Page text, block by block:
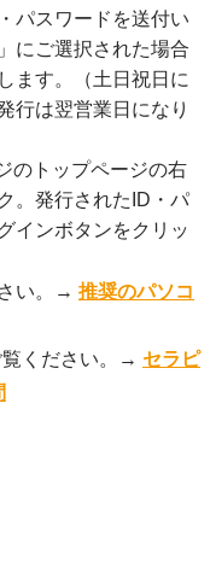
パスワードを送付い
にご選択された場合
ます。（土日祝日に
行は翌営業日になり
のトップページの右
。発行されたID・パ
インボタンをクリッ
い。→ 推奨のパソコ
ください。→ セラピ